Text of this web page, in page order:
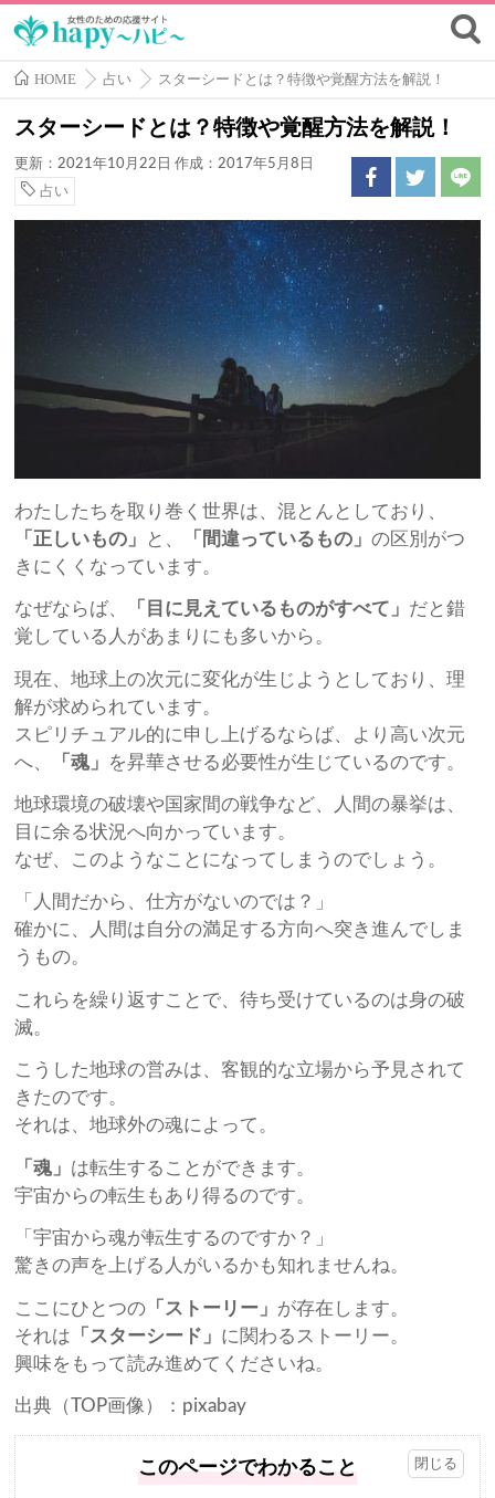
HOME 占い スターシードとは？特徴や覚醒方法を解説！
スターシードとは？特徴や覚醒方法を解説！
更新：2021年10月22日 作成：2017年5月8日
占い
わたしたちを取り巻く世界は、混とんとしており、
「正しいもの」
と、 「間違っているもの」の区別がつ
きにくくなっています。
なぜならば、 「目に見えているものがすべて」 だと錯
覚している人があまりにも多いから。
現在、地球上の次元に変化が生じようとしており、理
解が求められています。
スピリチュアル的に申し上げるならば、より高い次元
へ、
「魂」 を昇華させる必要性が生じているのです。
地球環境の破壊や国家間の戦争など、人間の暴挙は、
目に余る状況へ向かっています。
なぜ、このようなことになってしまうのでしょう。
「人間だから、仕方がないのでは？」
確かに、人間は自分の満足する方向へ突き進んでしま
うもの。
これらを繰り返すことで、待ち受けているのは身の破
滅。
こうした地球の営みは、客観的な立場から予見されて
きたのです。
それは、地球外の魂によって。
「魂」 は転生することができます。
宇宙からの転生もあり得るのです。
「宇宙から魂が転生するのですか？」
驚きの声を上げる人がいるかも知れませんね。
ここにひとつの 「ストーリー」 が存在します。
それは 「スターシード」 に関わるストーリー。
興味をもって読み進めてくださいね。
出典（TOP画像）：pixabay
このページでわかること